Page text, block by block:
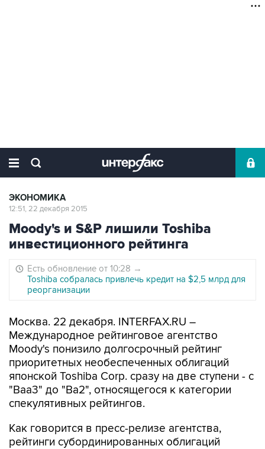
ЭКОНОМИКА
12:51, 22 декабря 2015
Moody's и S&P лишили Toshiba
инвестиционного рейтинга
Есть обновление от 10:28 →
Toshiba собралась привлечь кредит на $2,5 млрд для
реорганизации
Москва. 22 декабря. INTERFAX.RU –
Международное рейтинговое агентство
Moody's понизило долгосрочный рейтинг
приоритетных необеспеченных облигаций
японской Toshiba Corp. сразу на две ступени - с
"Baa3" до "Ba2", относящегося к категории
спекулятивных рейтингов.
Как говорится в пресс-релизе агентства,
рейтинги субординированных облигаций